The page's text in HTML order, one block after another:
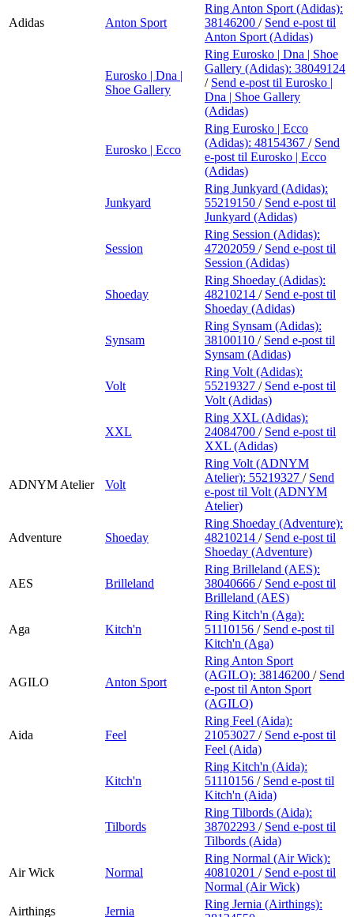
Adidas Anton Sport
Ring Anton Sport (Adidas):
38146200 / Send e-post til
Anton Sport (Adidas)
Eurosko | Dna |
Shoe Gallery
Ring Eurosko | Dna | Shoe
Gallery (Adidas): 38049124
/ Send e-post til Eurosko |
Dna | Shoe Gallery
(Adidas)
Eurosko | Ecco
Ring Eurosko | Ecco
(Adidas): 48154367 / Send
e-post til Eurosko | Ecco
(Adidas)
Junkyard
Ring Junkyard (Adidas):
55219150 / Send e-post til
Junkyard (Adidas)
Session
Ring Session (Adidas):
47202059 / Send e-post til
Session (Adidas)
Shoeday
Ring Shoeday (Adidas):
48210214 / Send e-post til
Shoeday (Adidas)
Synsam
Ring Synsam (Adidas):
38100110 / Send e-post til
Synsam (Adidas)
Volt
Ring Volt (Adidas):
55219327 / Send e-post til
Volt (Adidas)
XXL
Ring XXL (Adidas):
24084700 / Send e-post til
XXL (Adidas)
ADNYM Atelier Volt
Ring Volt (ADNYM
Atelier): 55219327 / Send
e-post til Volt (ADNYM
Atelier)
Adventure Shoeday
Ring Shoeday (Adventure):
48210214 / Send e-post til
Shoeday (Adventure)
AES Brilleland
Ring Brilleland (AES):
38040666 / Send e-post til
Brilleland (AES)
Aga Kitch'n
Ring Kitch'n (Aga):
51110156 / Send e-post til
Kitch'n (Aga)
AGILO Anton Sport
Ring Anton Sport
(AGILO): 38146200 / Send
e-post til Anton Sport
(AGILO)
Aida Feel
Ring Feel (Aida):
21053027 / Send e-post til
Feel (Aida)
Kitch'n
Ring Kitch'n (Aida):
51110156 / Send e-post til
Kitch'n (Aida)
Tilbords
Ring Tilbords (Aida):
38702293 / Send e-post til
Tilbords (Aida)
Air Wick Normal
Ring Normal (Air Wick):
40810201 / Send e-post til
Normal (Air Wick)
Airthings
Jernia
Ring Jernia (Airthings):